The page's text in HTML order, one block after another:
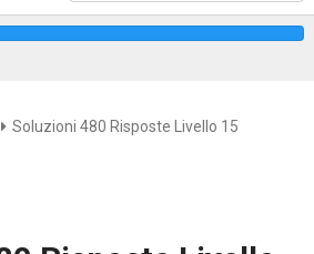
Soluzioni 480 Risposte Livello 15